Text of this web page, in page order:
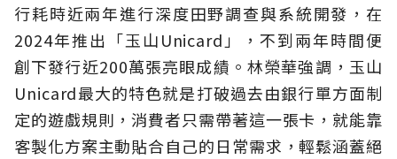
行耗時近兩年進行深度田野調查與系統開發，在
2024年推出「玉山Unicard」，不到兩年時間便
創下發行近200萬張亮眼成績。林榮華強調，玉山
Unicard最大的特色就是打破過去由銀行單方面制
定的遊戲規則，消費者只需帶著這一張卡，就能靠
客製化方案主動貼合自己的日常需求，輕鬆涵蓋絕